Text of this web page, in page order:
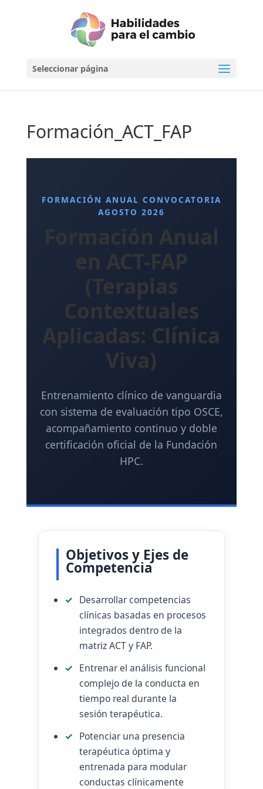
Seleccionar página
Formación_ACT_FAP
FORMACIÓN ANUAL CONVOCATORIA
AGOSTO 2026
Formación Anual
en ACT-FAP
(Terapias
Contextuales
Aplicadas: Clínica
Viva)
Entrenamiento clínico de vanguardia
con sistema de evaluación tipo OSCE,
acompañamiento continuo y doble
certificación oficial de la Fundación
HPC.
Objetivos y Ejes de
Competencia
Desarrollar competencias
clínicas basadas en procesos
integrados dentro de la
matriz ACT y FAP.
Entrenar el análisis funcional
complejo de la conducta en
tiempo real durante la
sesión terapéutica.
Potenciar una presencia
terapéutica óptima y
entrenada para modular
conductas clínicamente